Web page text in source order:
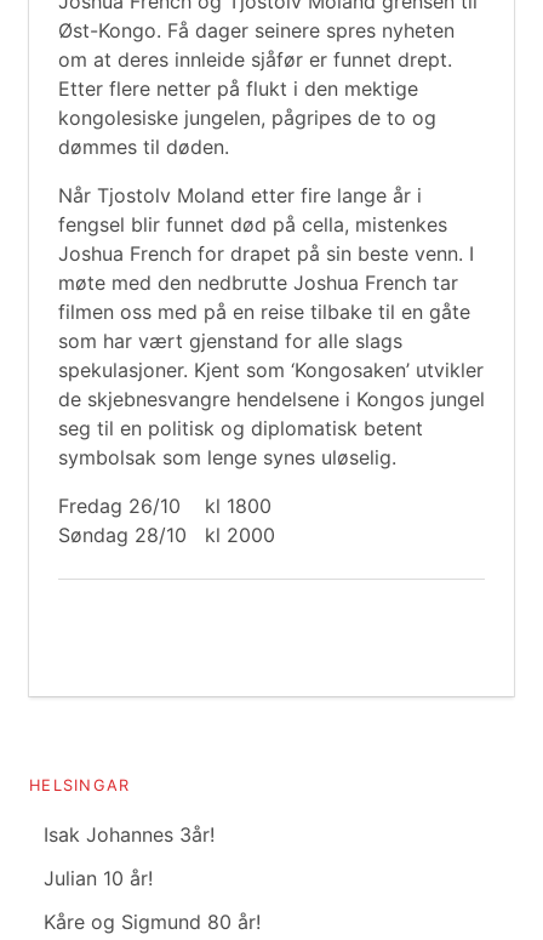
Øst-Kongo. Få dager seinere spres nyheten
om at deres innleide sjåfør er funnet drept.
Etter flere netter på flukt i den mektige
kongolesiske jungelen, pågripes de to og
dømmes til døden.
Når Tjostolv Moland etter fire lange år i
fengsel blir funnet død på cella, mistenkes
Joshua French for drapet på sin beste venn. I
møte med den nedbrutte Joshua French tar
filmen oss med på en reise tilbake til en gåte
som har vært gjenstand for alle slags
spekulasjoner. Kjent som ‘Kongosaken’ utvikler
de skjebnesvangre hendelsene i Kongos jungel
seg til en politisk og diplomatisk betent
symbolsak som lenge synes uløselig.
Fredag 26/10 kl 1800
Søndag 28/10 kl 2000
HELSINGAR
Isak Johannes 3år!
Julian 10 år!
Kåre og Sigmund 80 år!